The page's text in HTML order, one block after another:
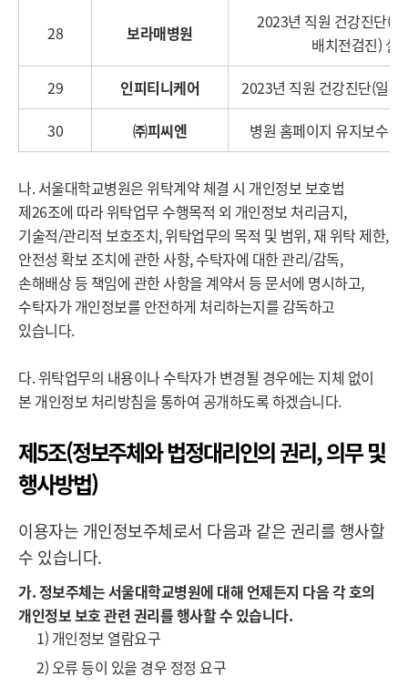
28 보라매병원
2023년 직원 건강진단(일
배치전검진) 실
29
인피티니케어
2023년 직원 건강진단(일반
30
㈜피씨엔 병원 홈페이지 유지보수
나. 서울대학교병원은 위탁계약 체결 시 개인정보 보호법
제26조에 따라 위탁업무 수행목적 외 개인정보 처리금지,
기술적/관리적 보호조치, 위탁업무의 목적 및 범위, 재 위탁 제한,
안전성 확보 조치에 관한 사항, 수탁자에 대한 관리/감독,
손해배상 등 책임에 관한 사항을 계약서 등 문서에 명시하고,
수탁자가 개인정보를 안전하게 처리하는지를 감독하고
있습니다.
다. 위탁업무의 내용이나 수탁자가 변경될 경우에는 지체 없이
본 개인정보 처리방침을 통하여 공개하도록 하겠습니다.
제5조(정보주체와 법정대리인의 권리, 의무 및
행사방법)
이용자는 개인정보주체로서 다음과 같은 권리를 행사할
수 있습니다.
가. 정보주체는 서울대학교병원에 대해 언제든지 다음 각 호의
개인정보 보호 관련 권리를 행사할 수 있습니다.
1) 개인정보 열람요구
2) 오류 등이 있을 경우 정정 요구